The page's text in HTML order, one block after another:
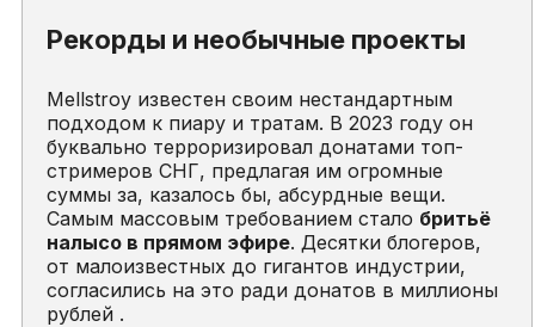
Рекорды и необычные проекты
Mellstroy известен своим нестандартным
подходом к пиару и тратам. В 2023 году он
буквально терроризировал донатами топ-
стримеров СНГ, предлагая им огромные
суммы за, казалось бы, абсурдные вещи.
Самым массовым требованием стало бритьё
налысо в прямом эфире. Десятки блогеров,
от малоизвестных до гигантов индустрии,
согласились на это ради донатов в миллионы
рублей .